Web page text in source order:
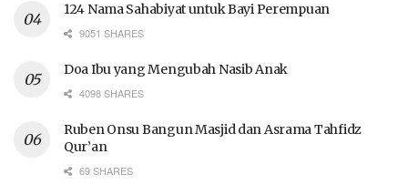
124 Nama Sahabiyat untuk Bayi Perempuan
9051 SHARES
Doa Ibu yang Mengubah Nasib Anak
4098 SHARES
Ruben Onsu Bangun Masjid dan Asrama Tahfidz
Qur’an
69 SHARES